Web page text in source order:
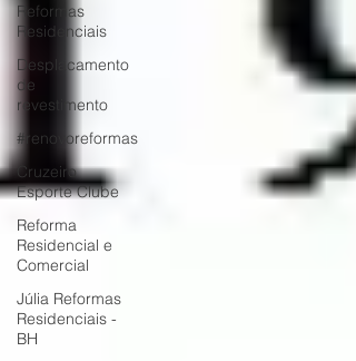
Reformas
Residenciais
Desplacamento
de
revestimento
#renovoreformas
Cruzeiro
Esporte Clube
Reforma
Residencial e
Comercial
Júlia Reformas
Residenciais -
BH